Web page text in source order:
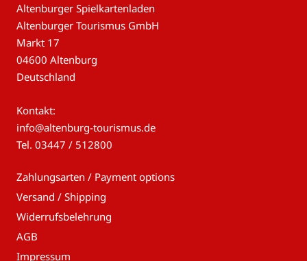
Altenburger Spielkartenladen
Altenburger Tourismus GmbH
Markt 17
04600 Altenburg
Deutschland
Kontakt:
info@altenburg-tourismus.de
Tel. 03447 / 512800
Zahlungsarten / Payment options
Versand / Shipping
Widerrufsbelehrung
AGB
Impressum